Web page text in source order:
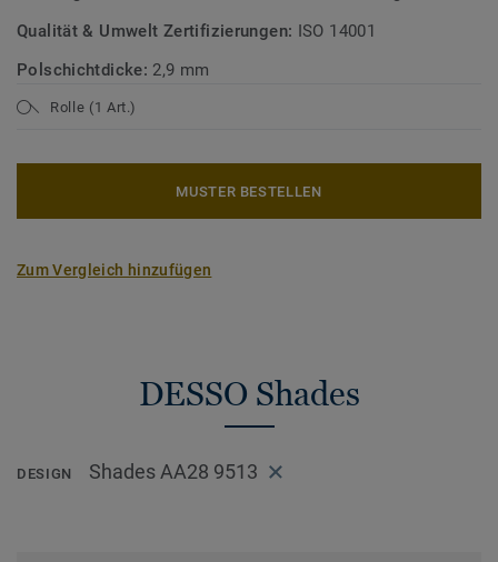
Qualität & Umwelt Zertifizierungen: ISO 14001
Polschichtdicke: 2,9 mm
Rolle (1 Art.)
MUSTER BESTELLEN
Zum Vergleich hinzufügen
DESSO Shades
DESIGN Shades AA28 9513